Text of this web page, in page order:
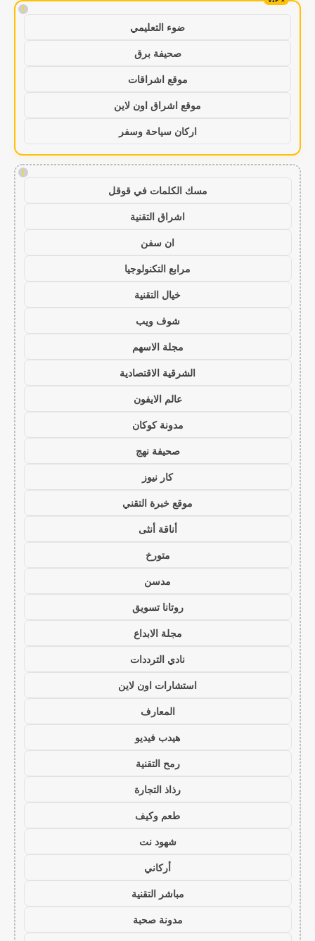
!
ضوء التعليمي
صحيفة برق
موقع اشراقات
موقع اشراق اون لاين
اركان سياحة وسفر
!
مسك الكلمات في قوقل
اشراق التقنية
ان سفن
مرابع التكنولوجيا
خيال التقنية
شوف ويب
مجلة الاسهم
الشرقية الاقتصادية
عالم الايفون
مدونة كوكان
صحيفة نهج
كار نيوز
موقع خبرة التقني
أناقة أنثى
متورخ
مدسن
روتانا تسويق
مجلة الابداع
نادي الترددات
استشارات اون لاين
المعارف
هيدب فيديو
رمح التقنية
رذاذ التجارة
طعم وكيف
شهود نت
أركاني
مباشر التقنية
مدونة صحبة